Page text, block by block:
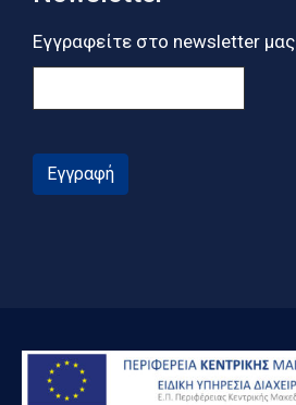
Εγγραφείτε στο newsletter μας
Εγγραφή